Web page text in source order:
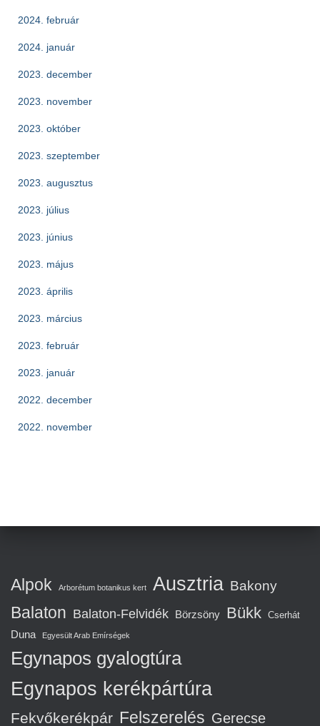
2024. február
2024. január
2023. december
2023. november
2023. október
2023. szeptember
2023. augusztus
2023. július
2023. június
2023. május
2023. április
2023. március
2023. február
2023. január
2022. december
2022. november
Alpok Arborétum botanikus kert Ausztria Bakony
Balaton Balaton-Felvidék Börzsöny Bükk Cserhát
Duna Egyesült Arab Emírségek
Egynapos gyalogtúra
Egynapos kerékpártúra
Fekvőkerékpár Felszerelés Gerecse